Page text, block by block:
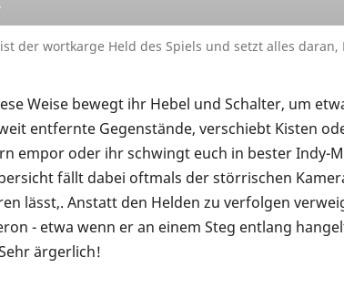
der wortkarge Held des Spiels und setzt alles daran,
Weise bewegt ihr Hebel und Schalter, um
entfernte Gegenstände, verschiebt Kisten
empor oder ihr schwingt euch in bester Indy-
fällt dabei oftmals der störrischen
lässt,. Anstatt den Helden zu verfolgen
- etwa wenn er an einem Steg entlang
ärgerlich!